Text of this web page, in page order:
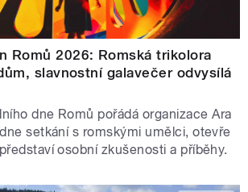
Romů 2026: Romská trikolora
slavnostní galavečer odvysílá
dne Romů pořádá organizace Ara
setkání s romskými umělci, otevře
osobní zkušenosti a příběhy.